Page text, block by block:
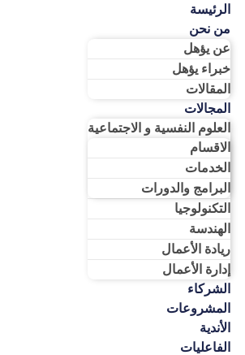
الرئيسة
من نحن
عن يؤهل
خبراء يؤهل
المقالات
المجالات
العلوم النفسية و الاجتماعية
الاقسام
الخدمات
البرامج والدورات
التكنولوجيا
الهندسة
ريادة الأعمال​
إدارة الأعمال​
الشركاء
المشروعات
الأندية
الفاعليات